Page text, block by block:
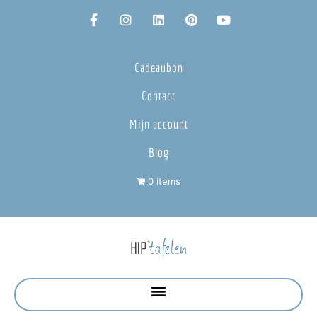
Cadeaubon
Contact
Mijn account
Blog
0 items